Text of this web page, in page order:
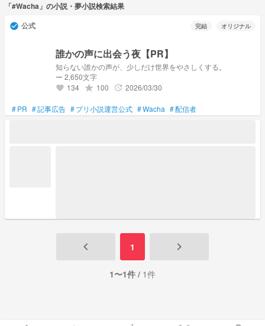
「#Wacha」の小説・夢小説検索結果
check_circle 公式 完結 オリジナル
誰かの声に出会う夜【PR】
知らない誰かの声が、少しだけ世界をやさしくする。
ー 2,650文字
favorite 134 grade 100 update 2026/03/30
#PR #記事広告 #プリ小説運営公式 #Wacha #配信者
keyboard_arrow_left 1 keyboard_arrow_right
1〜1件 / 1件